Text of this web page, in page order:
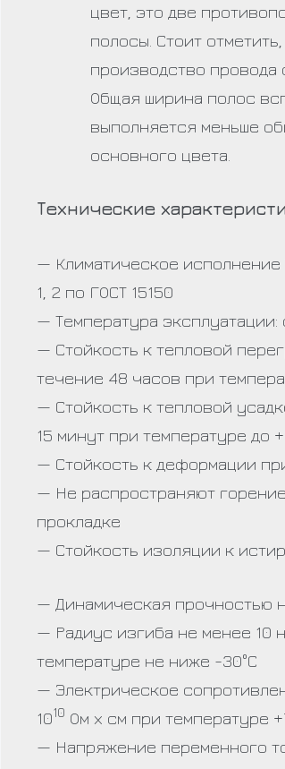
цвет, это две
полосы. Стоит
производство провода
Общая ширина полос
выполняется меньше
основного цвета.
Технические
— Климатическое
1, 2 по ГОСТ 15150
— Температура эксплуатации:
— Стойкость к тепловой
течение 48 часов при
— Стойкость к тепловой
15 минут при температуре до
— Стойкость к деформации
— Не распространяют
прокладке
— Стойкость изоляции к
— Динамическая прочностью
— Радиус изгиба не менее 10
температуре не ниже -30°С
— Электрическое
1010 Ом х см при температуре
— Напряжение переменного